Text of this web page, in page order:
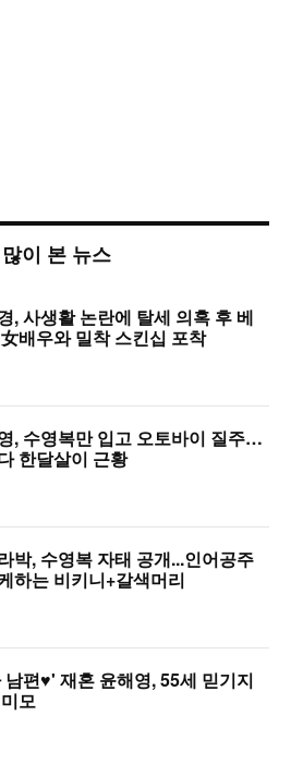
이 본 뉴스
, 사생활 논란에 탈세 의혹 후 베
배우와 밀착 스킨십 포착
, 수영복만 입고 오토바이 질주…
한달살이 근황
박, 수영복 자태 공개...인어공주
하는 비키니+갈색머리
편♥' 재혼 윤해영, 55세 믿기지
모